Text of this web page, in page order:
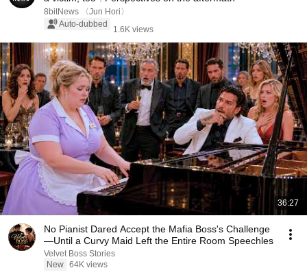
8bitNews 〈Jun Hori〉
Auto-dubbed
1.6K views
36:27
No Pianist Dared Accept the Mafia Boss's Challenge
—Until a Curvy Maid Left the Entire Room Speechles
Velvet Boss Stories
New 64K views